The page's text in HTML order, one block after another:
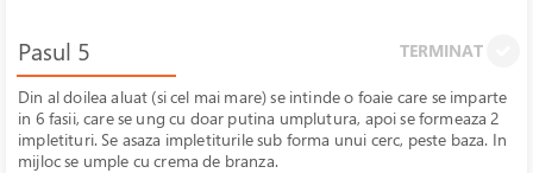
Pasul 5 TERMINAT
Din al doilea aluat (si cel mai mare) se intinde o foaie care se imparte
in 6 fasii, care se ung cu doar putina umplutura, apoi se formeaza 2
impletituri. Se asaza impletiturile sub forma unui cerc, peste baza. In
mijloc se umple cu crema de branza.